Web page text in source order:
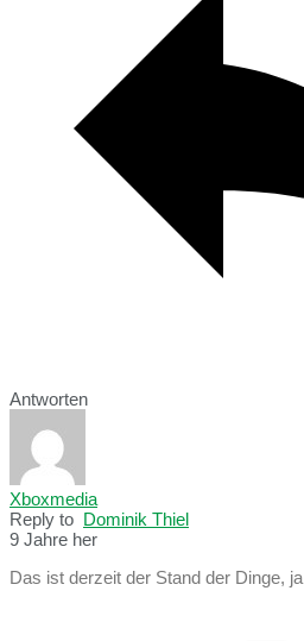
Antworten
Xboxmedia
Reply to Dominik Thiel
9 Jahre her
Das ist derzeit der Stand der Dinge, ja